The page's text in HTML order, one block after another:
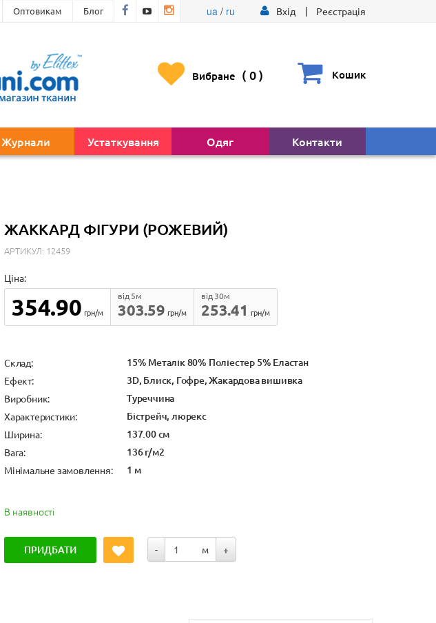
Оптовикам Блог ua/ ru Вхід Реєстрація
Вибране ( 0) Кошик
Журнали Устаткування Одяг Контакти
ЖАККАРД ФІГУРИ (РОЖЕВИЙ)
АРТИКУЛ: 12459
Ціна:
354.90 грн/м 303.59
від 5м
грн/м
253.41
від 30м
грн/м
Cклад: 15% Металік 80% Поліестер 5% Еластан
Ефект: 3D, Блиск, Гофре, Жакардова вишивка
Виробник: Туреччина
Характеристики: Бістрейч, люрекс
Ширина: 137.00 см
Вага: 136 г/м2
Мінімальне замовлення: 1 м
В наявності
ПРИДБАТИ - м +